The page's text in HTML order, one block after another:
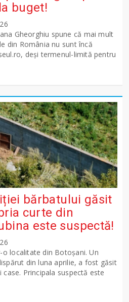
buget!
Gheorghiu spune că mai mult
din România nu sunt încă
deși termenul-limită pentru
bărbatului găsit
curte din
este suspectă!
localitate din Botoșani. Un
din luna aprilie, a fost găsit
Principala suspectă este